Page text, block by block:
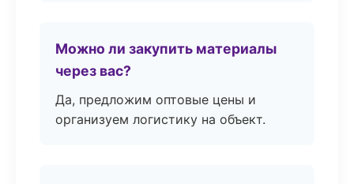
Можно ли закупить материалы
через вас?
Да, предложим оптовые цены и
организуем логистику на объект.